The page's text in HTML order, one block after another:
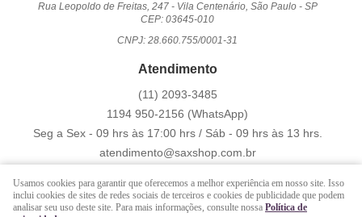
Rua Leopoldo de Freitas, 247- Vila Centenário, São Paulo- SP
CEP: 03645-010
CNPJ: 28.660.755/0001-31
Atendimento
(11) 2093-3485
1194 950-2156 (WhatsApp)
Seg a Sex - 09 hrs às 17:00 hrs / Sáb - 09 hrs às 13 hrs.
atendimento@saxshop.com.br
LOJA VIRTUAL CRIADA POR
Usamos cookies para garantir que oferecemos a melhor experiência em nosso site. Isso
inclui cookies de sites de redes sociais de terceiros e cookies de publicidade que podem
analisar seu uso deste site. Para mais informações, consulte nossa Política de